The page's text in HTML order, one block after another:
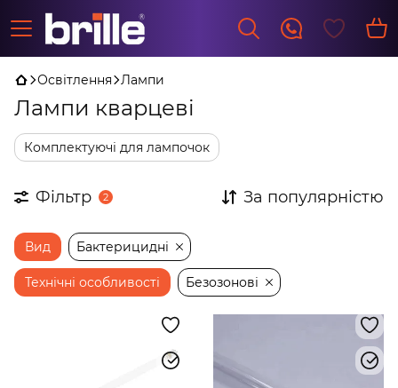
Освітлення Лампи
Лампи кварцеві
Комплектуючі для лампочок
Фільтр 2 За популярністю
Вид Бактерицидні
Технічні особливості Безозонові